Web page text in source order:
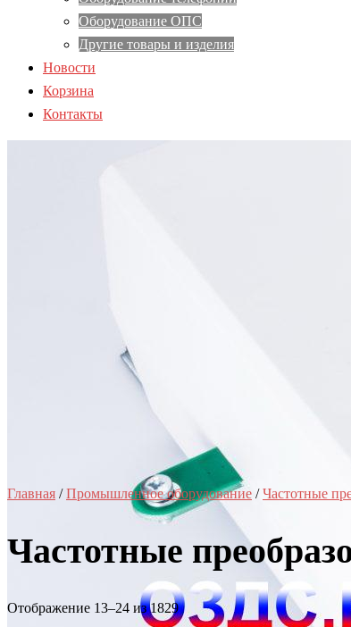
Оборудование ОПС
Другие товары и изделия
Новости
Корзина
Контакты
Главная /Промышленное оборудование /Частотные
Частотные
Отображение 13–24 из 1829